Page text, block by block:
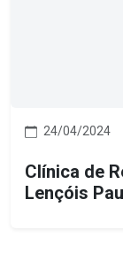
24/04/2024
Clínica de
Lençóis